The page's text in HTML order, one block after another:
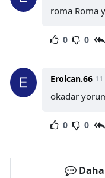
roma Roma
0 0
Erolcan.66
okadar
0 0